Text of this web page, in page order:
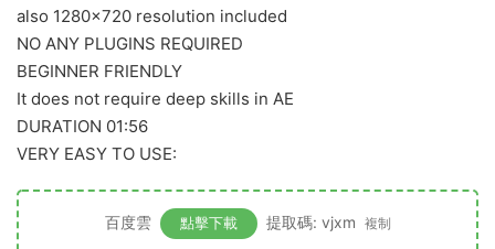
also 1280×720 resolution included
NO ANY PLUGINS REQUIRED
BEGINNER FRIENDLY
It does not require deep skills in AE
DURATION 01:56
VERY EASY TO USE:
百度雲 點擊下載 提取碼: vjxm 複制